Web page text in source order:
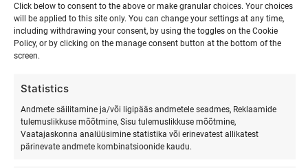
Click below to consent to the above or make granular choices. Your choices
will be applied to this site only. You can change your settings at any time,
including withdrawing your consent, by using the toggles on the Cookie
Policy, or by clicking on the manage consent button at the bottom of the
screen.
Statistics
Andmete säilitamine ja/või ligipääs andmetele seadmes, Reklaamide
tulemuslikkuse mõõtmine, Sisu tulemuslikkuse mõõtmine,
Vaatajaskonna analüüsimine statistika või erinevatest allikatest
pärinevate andmete kombinatsioonide kaudu.